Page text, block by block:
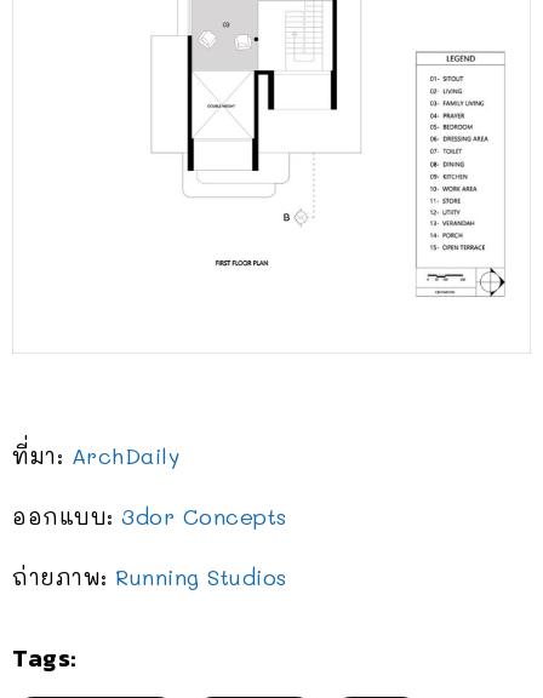
ที่มา: ArchDaily
ออกแบบ: 3dor Concepts
ถ่ายภาพ: Running Studios
Tags: